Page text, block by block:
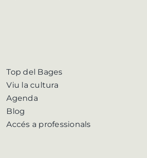
Top del Bages
Viu la cultura
Agenda
Blog
Accés a professionals